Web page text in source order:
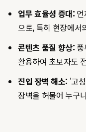
업무 효율성 증대:
으로, 특히 현장에서
콘텐츠 품질 향상:
활용하여 초보자도
진입 장벽 해소: '고
장벽을 허물어 누구